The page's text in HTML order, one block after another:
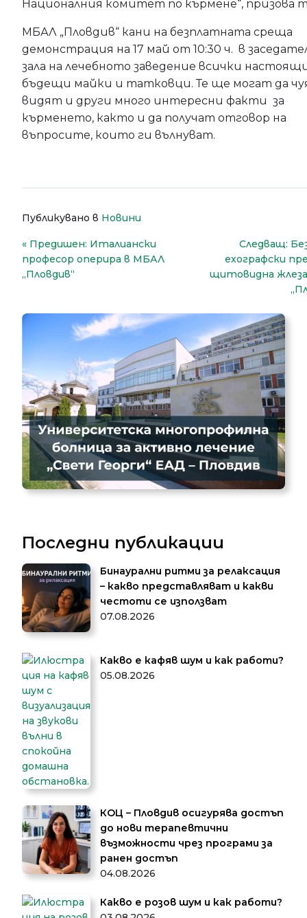
Националния комитет по кърмене“, призова
МБАЛ „Пловдив“ кани на безплатната среща
демонстрация на 17 май от 10:30 ч. в
зала на лечебното заведение всички
бъдещи майки и татковци. Те ще могат да
видят и други много интересни факти за
кърменето, както и да получат отговор на
въпросите, които ги вълнуват.
Публикувано в Новини
Навигация
Предишен: Италиански
професор оперира в МБАЛ
„Пловдив“
Следващ:
ехографски
щитовидна
Последни публикации
Бинаурални ритми за релаксация
– какво представляват и какви
честоти се използват
07.08.2026
Какво е кафяв шум и как работи?
05.08.2026
КОЦ – Пловдив осигурява достъп
до нови терапевтични
възможности чрез програми за
ранен достъп
04.08.2026
Какво е розов шум и как работи?